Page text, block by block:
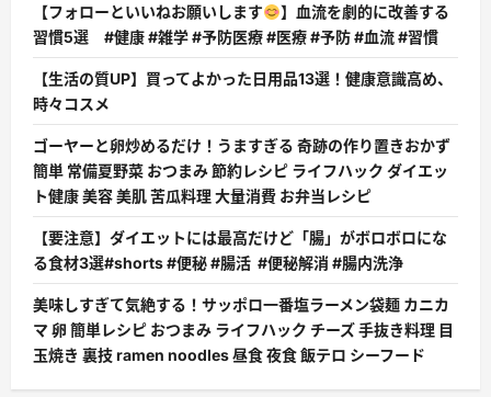
【フォローといいねお願いします
】血流を劇的に改善する
習慣5選 #健康 #雑学 #予防医療 #医療 #予防 #血流 #習慣
【生活の質UP】買ってよかった日用品13選！健康意識高め、
時々コスメ
ゴーヤーと卵炒めるだけ！うますぎる 奇跡の作り置きおかず
簡単 常備夏野菜 おつまみ 節約レシピ ライフハック ダイエッ
ト健康 美容 美肌 苦瓜料理 大量消費 お弁当レシピ
【要注意】ダイエットには最高だけど「腸」がボロボロにな
る食材3選#shorts #便秘 #腸活 #便秘解消 #腸内洗浄
美味しすぎて気絶する！サッポロ一番塩ラーメン袋麺 カニカ
マ 卵 簡単レシピ おつまみ ライフハック チーズ 手抜き料理 目
玉焼き 裏技 ramen noodles 昼食 夜食 飯テロ シーフード